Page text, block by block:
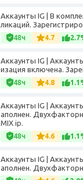
Аккаунты IG | В
ликаций.
48ч 4.7
Аккаунты IG |
изация включена.
48ч 4.8
Аккаунты IG |
аполнен.
MIX ip.
48ч 4.6
Аккаунты IG |
аполнен.